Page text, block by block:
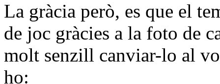
La gràcia però, es que el
de joc gràcies a la foto de
molt senzill canviar-lo al
ho: